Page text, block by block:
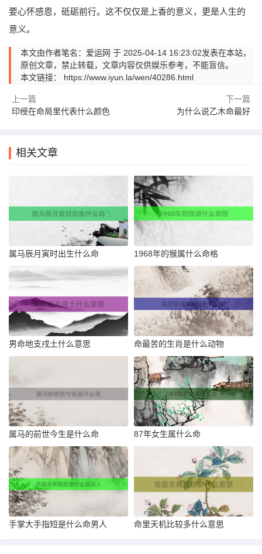
要心怀感恩，砥砺前行。这不仅仅是上香的意义，更是人生的
意义。
本文由作者笔名：爱运网 于 2025-04-14 16:23:02发表在本站，
原创文章，禁止转载，文章内容仅供娱乐参考，不能盲信。
本文链接： https://www.iyun.la/wen/40286.html
上一篇
印绶在命局里代表什么颜色
下一篇
为什么说乙木命最好
相关文章
属马辰月寅时出生什么命 1968年的猴属什么命格
男命地支戌土什么意思 命最苦的生肖是什么动物
属马的前世今生是什么命 87年女生属什么命
手掌大手指短是什么命男人 命里天机比较多什么意思